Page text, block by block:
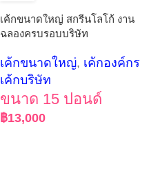
เค้กขนาดใหญ่ สกรีนโลโก้ งาน
ฉลองครบรอบบริษัท
เค้กขนาดใหญ่, เค้กองค์กร
เค้กบริษัท
ขนาด 15 ปอนด์
฿13,000